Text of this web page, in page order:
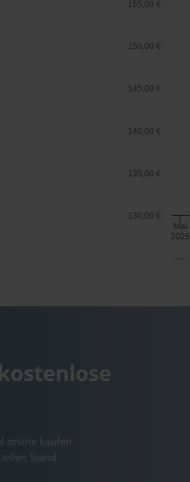
Mai
2026
130,00 €
135,00 €
140,00 €
145,00 €
150,00 €
155,00 €
online kaufen
Stand